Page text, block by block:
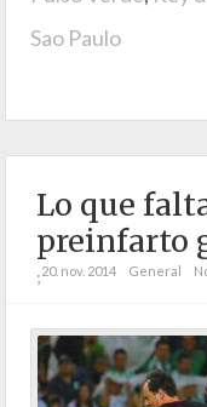
Sao Paulo
Lo que
preinfarto
;20. nov. 2014 General